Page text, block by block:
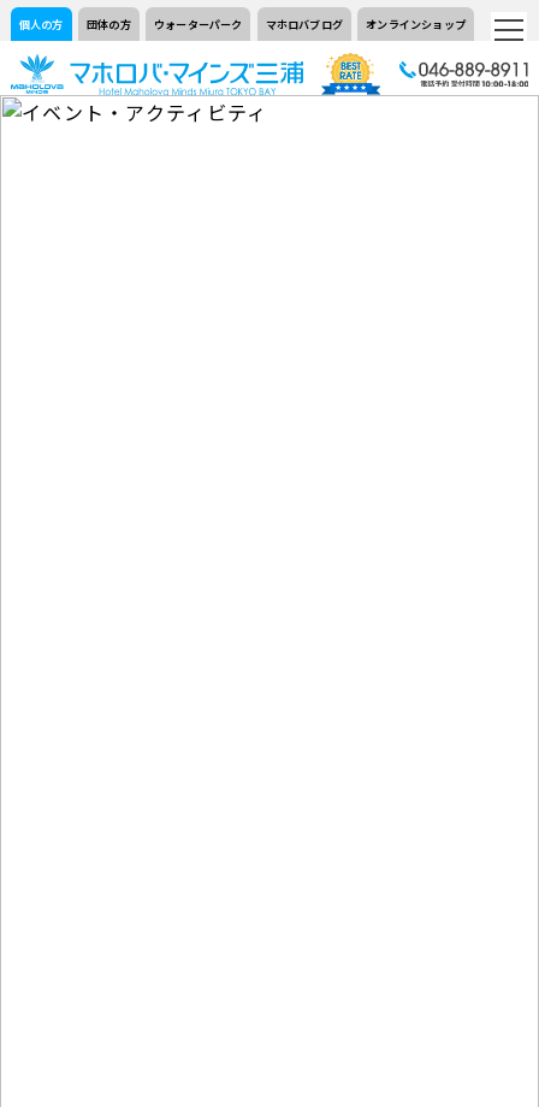
個人の方 団体の方 ウォーターパーク マホロバブログ オンラインショップ